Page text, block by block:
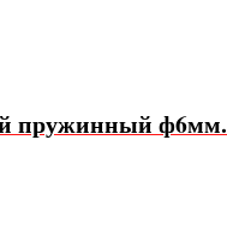
пружинный